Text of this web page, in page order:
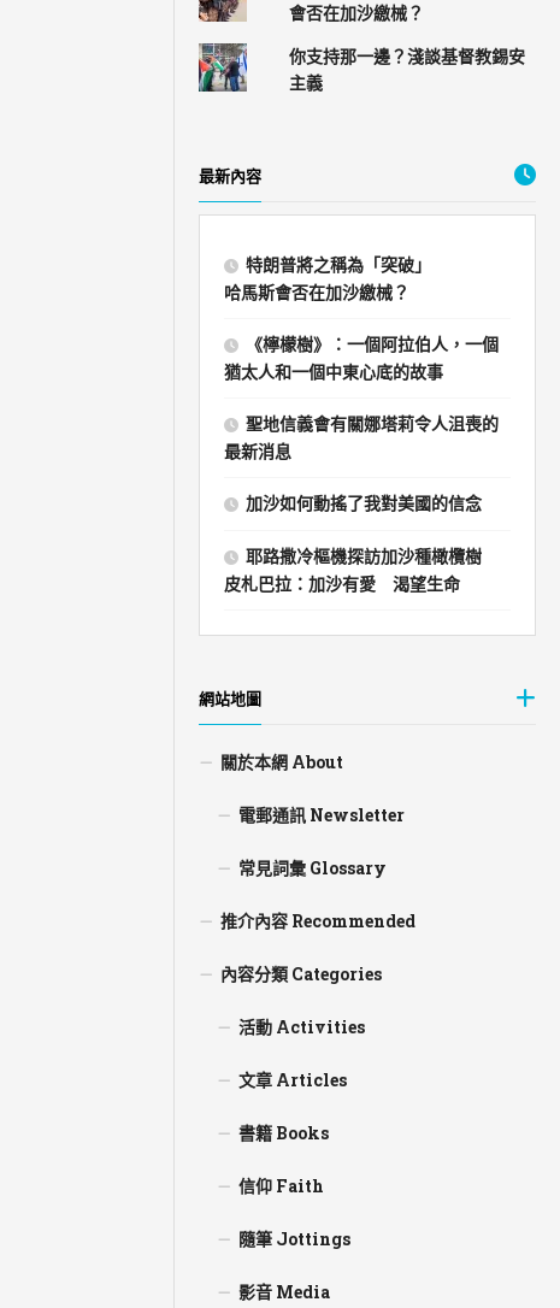
會否在加沙繳械？
你支持那一邊？淺談基督教錫安
主義
最新內容
特朗普將之稱為「突破」
哈馬斯會否在加沙繳械？
《檸檬樹》：一個阿拉伯人，一個
猶太人和一個中東心底的故事
聖地信義會有關娜塔莉令人沮喪的
最新消息
加沙如何動搖了我對美國的信念
耶路撒冷樞機探訪加沙種橄欖樹
皮札巴拉：加沙有愛 渴望生命
網站地圖
關於本網 About
電郵通訊 Newsletter
常見詞彙 Glossary
推介內容 Recommended
內容分類 Categories
活動 Activities
文章 Articles
書籍 Books
信仰 Faith
隨筆 Jottings
影音 Media